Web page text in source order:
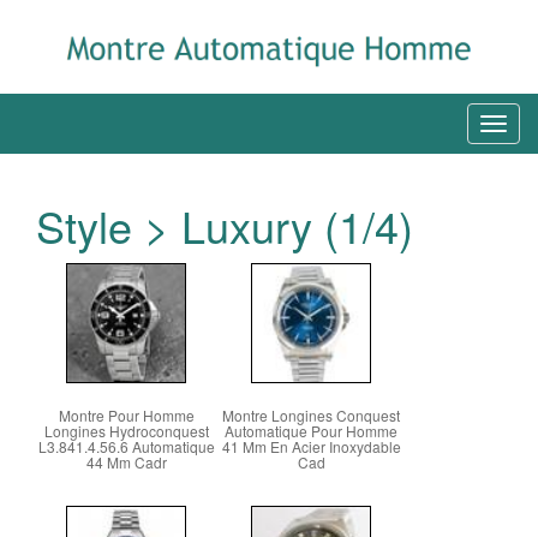
Style > Luxury (1/4)
Montre Pour Homme
Longines Hydroconquest
L3.841.4.56.6 Automatique
44 Mm Cadr
Montre Longines Conquest
Automatique Pour Homme
41 Mm En Acier Inoxydable
Cad